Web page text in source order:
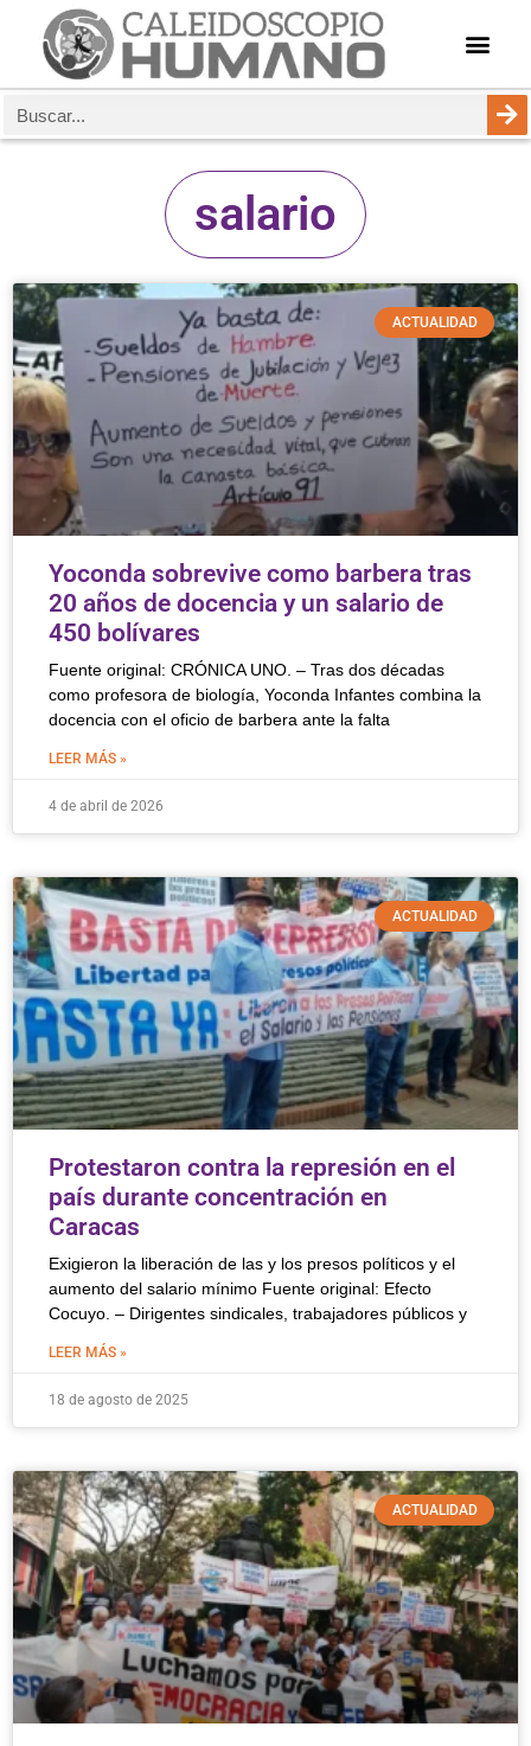
salario
ACTUALIDAD
Yoconda sobrevive como barbera tras
20 años de docencia y un salario de
450 bolívares
Fuente original: CRÓNICA UNO. – Tras dos décadas
como profesora de biología, Yoconda Infantes combina la
docencia con el oficio de barbera ante la falta
LEER MÁS »
4 de abril de 2026
ACTUALIDAD
Protestaron contra la represión en el
país durante concentración en
Caracas
Exigieron la liberación de las y los presos políticos y el
aumento del salario mínimo Fuente original: Efecto
Cocuyo. – Dirigentes sindicales, trabajadores públicos y
LEER MÁS »
18 de agosto de 2025
ACTUALIDAD